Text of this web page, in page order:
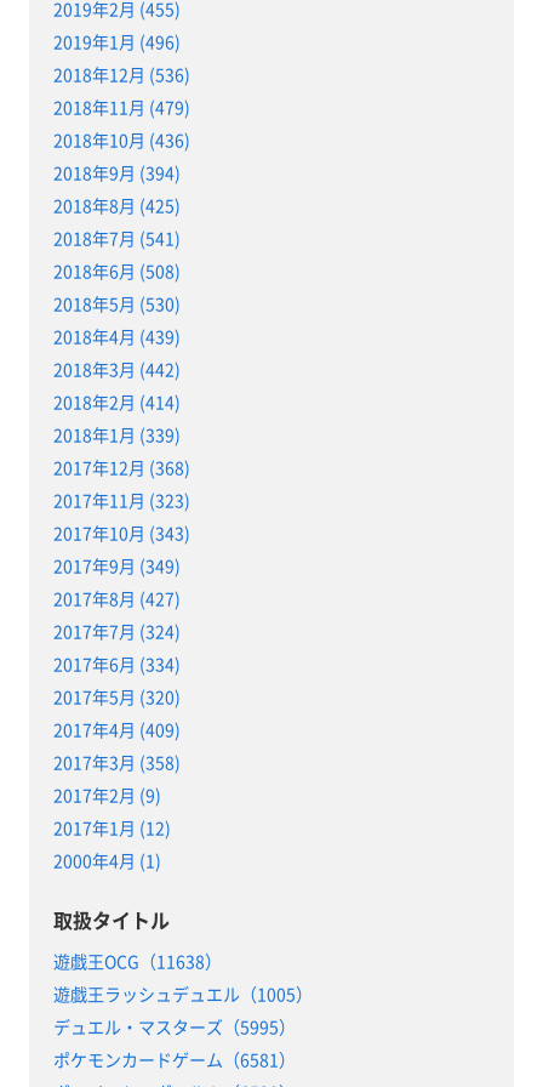
2019年2月 (455)
2019年1月 (496)
2018年12月 (536)
2018年11月 (479)
2018年10月 (436)
2018年9月 (394)
2018年8月 (425)
2018年7月 (541)
2018年6月 (508)
2018年5月 (530)
2018年4月 (439)
2018年3月 (442)
2018年2月 (414)
2018年1月 (339)
2017年12月 (368)
2017年11月 (323)
2017年10月 (343)
2017年9月 (349)
2017年8月 (427)
2017年7月 (324)
2017年6月 (334)
2017年5月 (320)
2017年4月 (409)
2017年3月 (358)
2017年2月 (9)
2017年1月 (12)
2000年4月 (1)
取扱タイトル
遊戯王OCG（11638）
遊戯王ラッシュデュエル（1005）
デュエル・マスターズ（5995）
ポケモンカードゲーム（6581）